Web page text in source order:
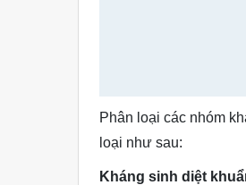
Phân loại các nhóm
loại như sau:
Kháng sinh diệt